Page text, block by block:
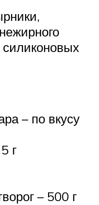
силиконовых
– по вкусу
г
– 500 г